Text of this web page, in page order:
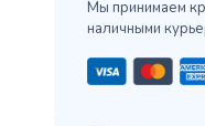
Мы принимаем
наличными